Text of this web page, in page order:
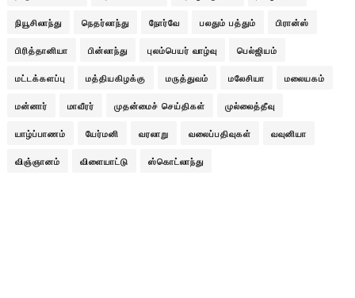
நியூசிலாந்து நெதர்லாந்து நோர்வே பலதும் பத்தும் பிரான்ஸ்
பிரித்தானியா பின்லாந்து புலம்பெயர் வாழ்வு பெல்ஜியம்
மட்டக்களப்பு மத்தியகிழக்கு மருத்துவம் மலேசியா மலையகம்
மன்னார் மாவீரர் முதன்மைச் செய்திகள் முல்லைத்தீவு
யாழ்ப்பாணம் யேர்மனி வரலாறு வலைப்பதிவுகள் வவுனியா
விஞ்ஞானம் விளையாட்டு ஸ்கொட்லாந்து